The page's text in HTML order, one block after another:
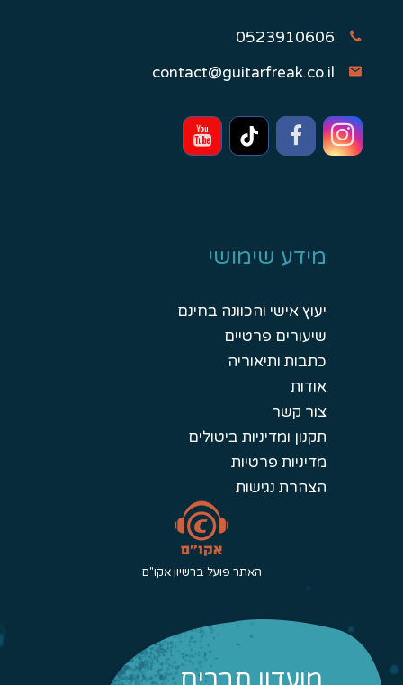
0523910606
contact@guitarfreak.co.il
מידע שימושי
יעוץ אישי והכוונה בחינם
שיעורים פרטיים
כתבות ותיאוריה
אודות
צור קשר
תקנון ומדיניות ביטולים
מדיניות פרטיות
הצהרת נגישות
האתר פועל ברשיון אקו"ם